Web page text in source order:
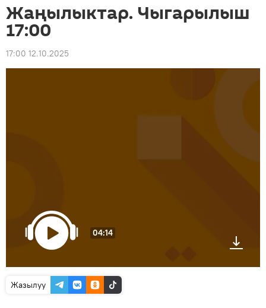
Жаңылыктар. Чыгарылыш
17:00
17:00 12.10.2025
04:14
Жазылуу